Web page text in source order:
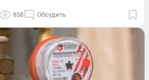
838 Обсудить